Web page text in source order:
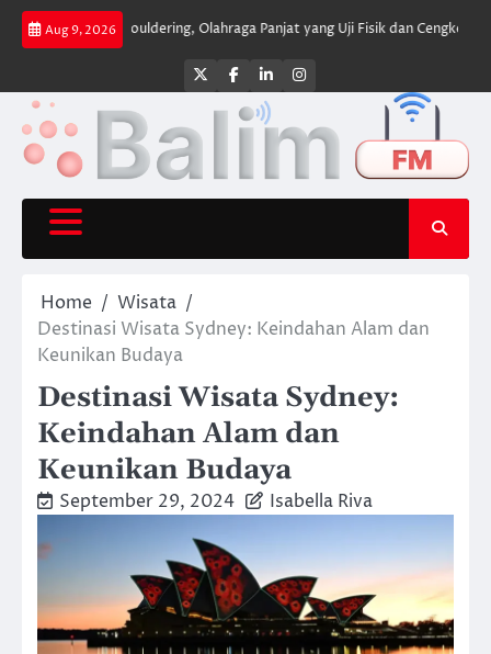
Skip
Aug 9, 2026
Bouldering, Olahraga Panjat yang Uji Fisik dan Cengkeraman Zee
Twitter
Facebook
LinkedInInstagram
Home
Wisata
Destinasi Wisata Sydney: Keindahan Alam dan
Keunikan Budaya
Destinasi Wisata Sydney:
Keindahan Alam dan
Keunikan Budaya
September 29, 2024 Isabella Riva